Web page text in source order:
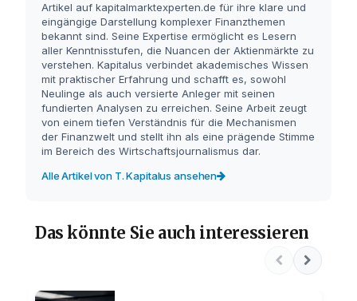
Artikel auf kapitalmarktexperten.de für ihre klare und
eingängige Darstellung komplexer Finanzthemen
bekannt sind. Seine Expertise ermöglicht es Lesern
aller Kenntnisstufen, die Nuancen der Aktienmärkte zu
verstehen. Kapitalus verbindet akademisches Wissen
mit praktischer Erfahrung und schafft es, sowohl
Neulinge als auch versierte Anleger mit seinen
fundierten Analysen zu erreichen. Seine Arbeit zeugt
von einem tiefen Verständnis für die Mechanismen
der Finanzwelt und stellt ihn als eine prägende Stimme
im Bereich des Wirtschaftsjournalismus dar.
Alle Artikel von T. Kapitalus ansehen
Das könnte Sie auch interessieren